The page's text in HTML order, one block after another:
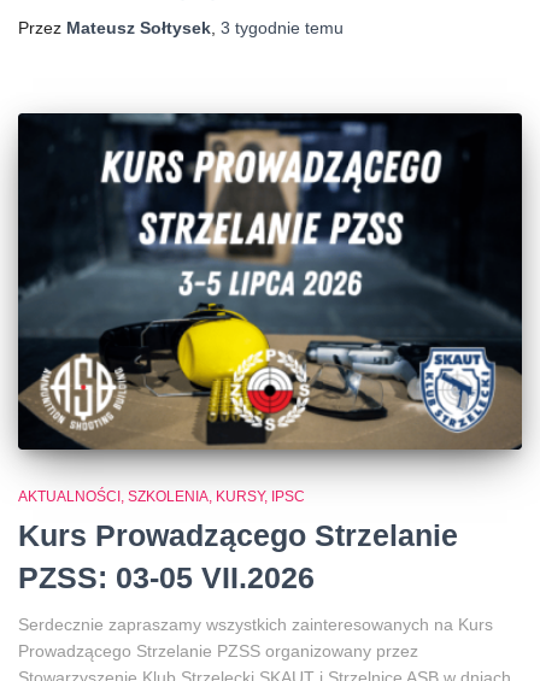
Przez Mateusz Sołtysek 3 tygodnie temu
AKTUALNOŚCI, SZKOLENIA, KURSY, IPSC
Kurs Prowadzącego Strzelanie
PZSS: 03-05 VII.2026
Serdecznie zapraszamy wszystkich zainteresowanych na Kurs
Prowadzącego Strzelanie PZSS organizowany przez
Stowarzyszenie Klub Strzelecki SKAUT i Strzelnicę ASB w dniach